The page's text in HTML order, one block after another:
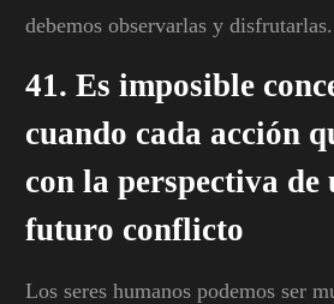
debemos observarlas y disfrutarlas.
41. Es imposible
cuando cada acción
con la perspectiva de
futuro conflicto
Los seres humanos podemos ser